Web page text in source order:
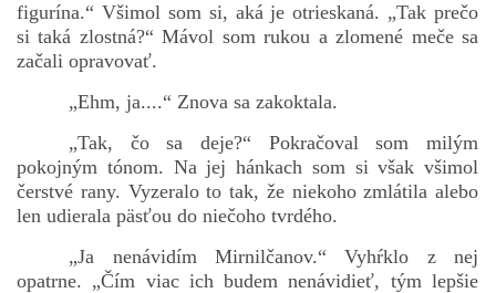
figurína.“ Všimol som si, aká je otrieskaná. „Tak prečo
si taká zlostná?“ Mávol som rukou a zlomené meče sa
začali opravovať.
„Ehm, ja....“ Znova sa zakoktala.
„Tak, čo sa deje?“ Pokračoval som milým
pokojným tónom. Na jej hánkach som si však všimol
čerstvé rany. Vyzeralo to tak, že niekoho zmlátila alebo
len udierala päsťou do niečoho tvrdého.
„Ja nenávidím Mirnilčanov.“ Vyhŕklo z nej
opatrne. „Čím viac ich budem nenávidieť, tým lepšie